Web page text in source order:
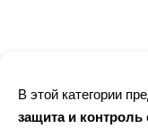
В этой категории
защита и контроль